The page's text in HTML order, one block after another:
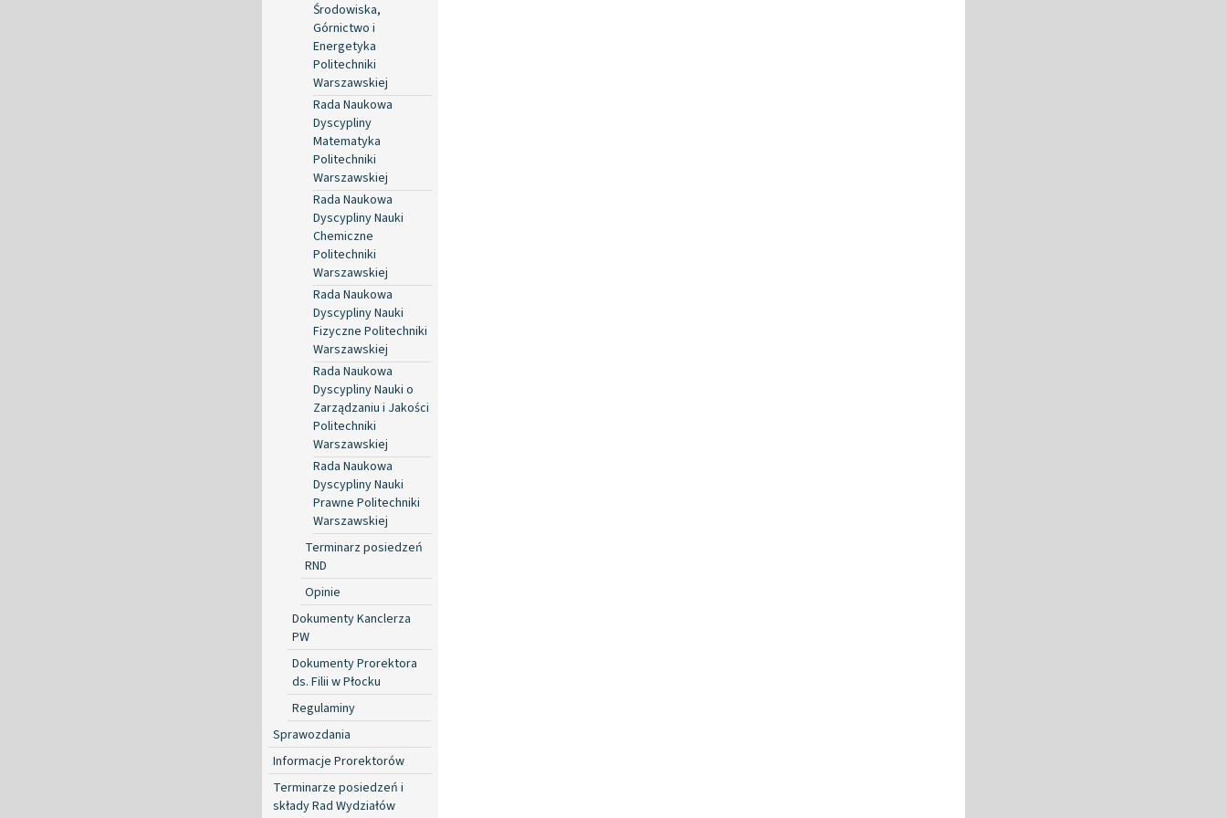
Środowiska,
Górnictwo i
Energetyka
Politechniki
Warszawskiej
Rada Naukowa
Dyscypliny
Matematyka
Politechniki
Warszawskiej
Rada Naukowa
Dyscypliny Nauki
Chemiczne
Politechniki
Warszawskiej
Rada Naukowa
Dyscypliny Nauki
Fizyczne Politechniki
Warszawskiej
Rada Naukowa
Dyscypliny Nauki o
Zarządzaniu i Jakości
Politechniki
Warszawskiej
Rada Naukowa
Dyscypliny Nauki
Prawne Politechniki
Warszawskiej
Terminarz posiedzeń
RND
Opinie
Dokumenty Kanclerza
PW
Dokumenty Prorektora
ds. Filii w Płocku
Regulaminy
Sprawozdania
Informacje Prorektorów
Terminarze posiedzeń i
składy Rad Wydziałów